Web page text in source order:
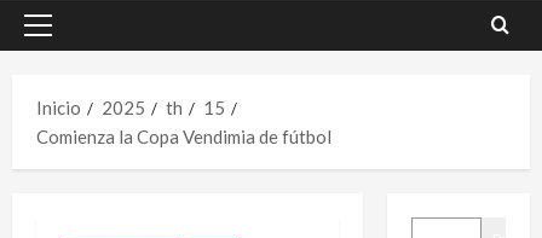
Menú
Inicio
2025 th
15
Comienza la Copa Vendimia de fútbol